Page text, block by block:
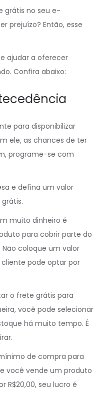
grátis no seu e-
prejuízo? Então, esse
ajudar a oferecer
Confira abaixo:
para disponibilizar
ele, as chances de ter
programe-se com
e defina um valor
muito dinheiro é
para cobrir parte do
coloque um valor
pode optar por
o frete grátis para
você pode selecionar
há muito tempo. É
de compra para
você vende um produto
R$20,00, seu lucro é